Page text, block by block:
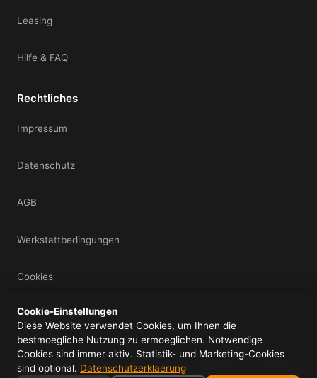
Leasing
Hilfe & FAQ
Rechtliches
Impressum
Datenschutz
AGB
Werkstattbedingungen
Cookies
Mein Konto
© 2026 IDS UG (haftungsbeschraenkt) - Alle Rechte vorbehalten.
Cookie-Einstellungen
Diese Website verwendet Cookies, um Ihnen die
bestmoegliche Nutzung zu ermoeglichen. Notwendige
Cookies sind immer aktiv. Statistik- und Marketing-Cookies
sind optional. Datenschutzerklaerung